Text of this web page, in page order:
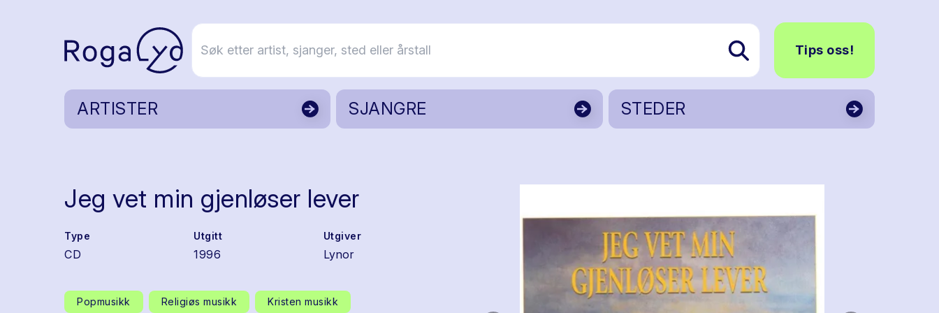
Tips oss!
ARTISTER SJANGRE STEDER
Jeg vet min gjenløser lever
Type
CD
Utgitt
1996
Utgiver
Lynor
Popmusikk Religiøs musikk Kristen musikk